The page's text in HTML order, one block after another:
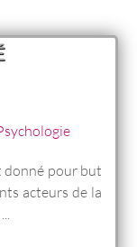
donné pour but
acteurs de la